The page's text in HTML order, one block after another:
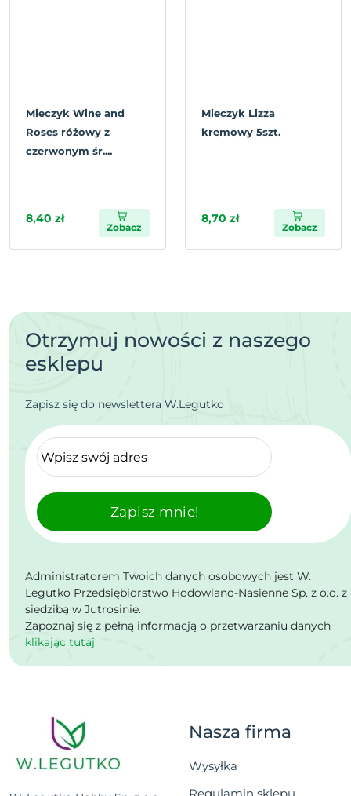
Mieczyk Wine and
Roses różowy z
czerwonym śr....
8,40 zł
Zobacz
Mieczyk Lizza
kremowy 5szt.
8,70 zł
Zobacz
Otrzymuj nowości z naszego
esklepu
Zapisz się do newslettera W.Legutko
Zapisz mnie!
Administratorem Twoich danych osobowych jest W.
Legutko Przedsiębiorstwo Hodowlano-Nasienne Sp. z o.o. z
siedzibą w Jutrosinie.
Zapoznaj się z pełną informacją o przetwarzaniu danych
klikając tutaj
Nasza firma
Wysyłka